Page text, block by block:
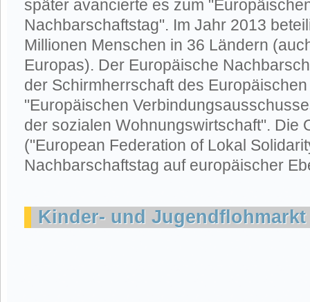
später avancierte es zum
Nachbarschaftstag". Im Jahr 2013
Millionen Menschen in 36 Ländern
Europas). Der Europäische
der Schirmherrschaft des
"Europäischen
der sozialen Wohnungswirtschaft". Die
("European Federation of Lokal
Nachbarschaftstag auf europäischer
Kinder- und Jugendflohmarkt